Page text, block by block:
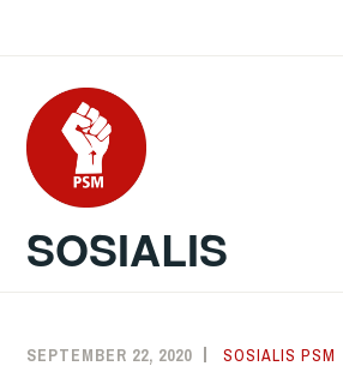
content
SOSIALIS
SEPTEMBER 22, 2020 SOSIALIS PSM